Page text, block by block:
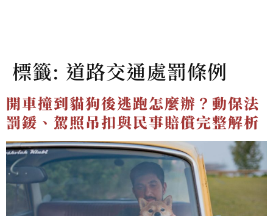
標籤: 道路交通處罰條例
開車撞到貓狗後逃跑怎麼辦？動保法
罰鍰、駕照吊扣與民事賠償完整解析